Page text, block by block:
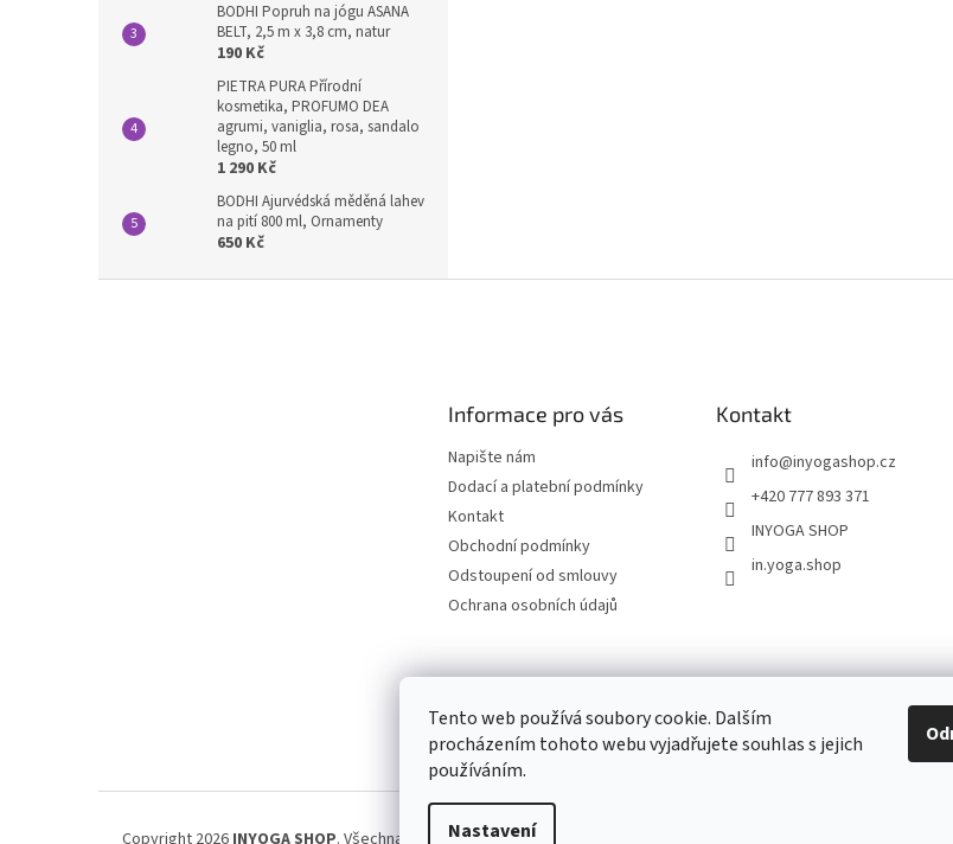
Tento web používá soubory cookie. Dalším
procházením tohoto webu vyjadřujete souhlas s jejich
používáním.
Nastavení
BODHI Popruh na jógu ASANA
BELT, 2,5 m x 3,8 cm, natur
190 Kč
PIETRA PURA Přírodní
kosmetika, PROFUMO DEA
agrumi, vaniglia, rosa, sandalo
legno, 50 ml
1 290 Kč
BODHI Ajurvédská měděná lahev
na pití 800 ml, Ornamenty
650 Kč
Informace pro vás
Napište nám
Dodací a platební podmínky
Kontakt
Obchodní podmínky
Odstoupení od smlouvy
Ochrana osobních údajů
Kontakt
info@inyogashop.cz
+420 777 893 371
INYOGA SHOP
in.yoga.shop
Kontakt
Copyright 2026 INYOGA SHOP. Všechna práva vyhrazena.Upravit nastavení cookies